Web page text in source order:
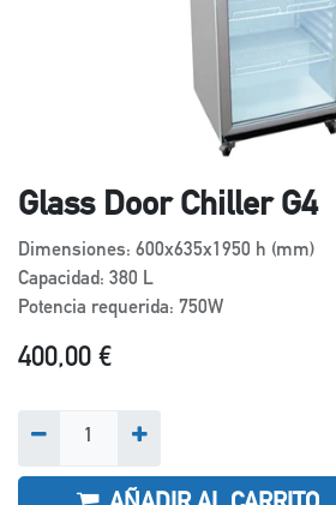
Glass Door Chiller G4
Dimensiones: 600x635x1950 h (mm)
Capacidad: 380 L
Potencia requerida: 750W
400,00 €